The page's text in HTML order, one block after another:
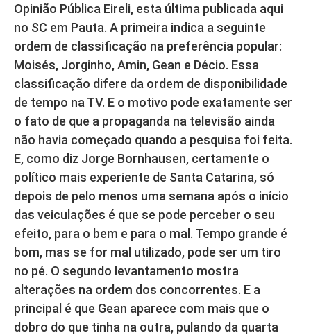
Opinião Pública Eireli, esta última publicada aqui
no SC em Pauta. A primeira indica a seguinte
ordem de classificação na preferência popular:
Moisés, Jorginho, Amin, Gean e Décio. Essa
classificação difere da ordem de disponibilidade
de tempo na TV. E o motivo pode exatamente ser
o fato de que a propaganda na televisão ainda
não havia começado quando a pesquisa foi feita.
E, como diz Jorge Bornhausen, certamente o
político mais experiente de Santa Catarina, só
depois de pelo menos uma semana após o início
das veiculações é que se pode perceber o seu
efeito, para o bem e para o mal. Tempo grande é
bom, mas se for mal utilizado, pode ser um tiro
no pé. O segundo levantamento mostra
alterações na ordem dos concorrentes. E a
principal é que Gean aparece com mais que o
dobro do que tinha na outra, pulando da quarta